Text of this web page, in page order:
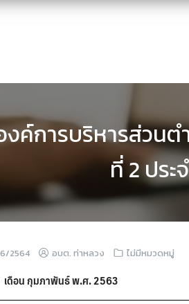
ค์การบริหารส่วน
ที่ 2 ประ
2564 อบต. ท่าหลวง ไม่มีหมวดหมู่
ดือน กุมภาพันธ์ พ.ศ. 2563